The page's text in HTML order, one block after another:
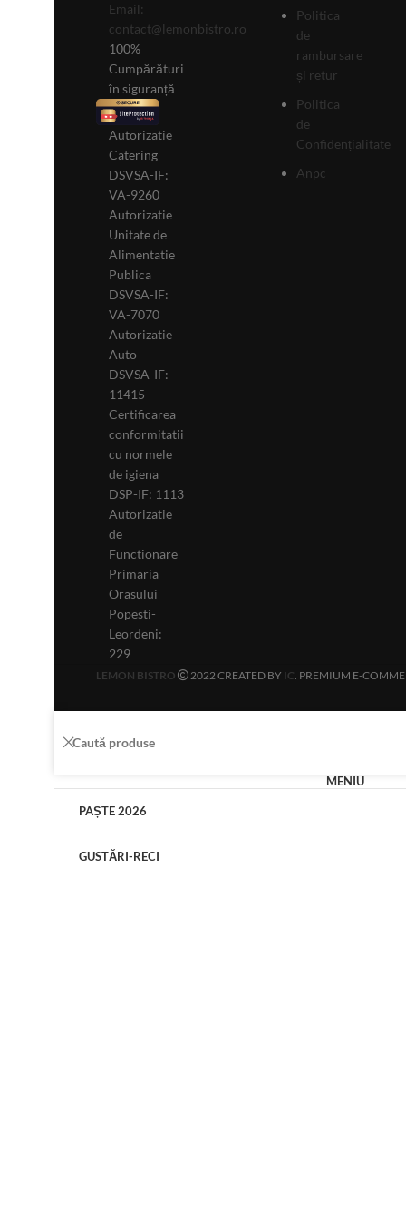
Email:
contact@lemonbistro.ro
100%
Cumpărături
în siguranță
Autorizatie
Catering
DSVSA-IF:
VA-9260
Autorizatie
Unitate de
Alimentatie
Publica
DSVSA-IF:
VA-7070
Autorizatie
Auto
DSVSA-IF:
11415
Certificarea
conformitatii
cu normele
de igiena
DSP-IF: 1113
Autorizatie
de
Functionare
Primaria
Orasului
Popesti-
Leordeni:
229
Politica
de
rambursare
și retur
Politica
de
Confidențialitate
Anpc
LEMON BISTRO 2022 CREATED BY IC . PREMIUM E-
MENIU
PAȘTE 2026
GUSTĂRI-RECI